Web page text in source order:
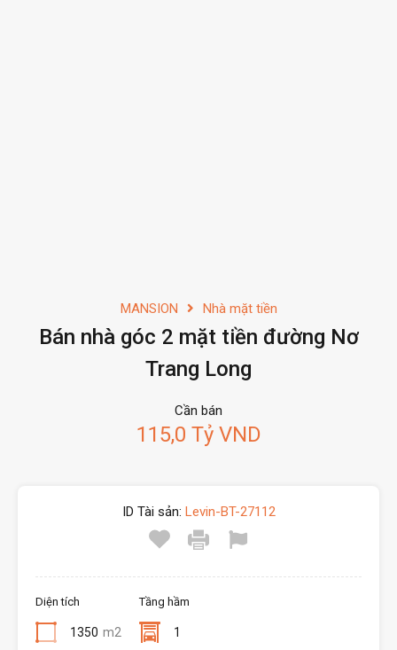
MANSION Nhà mặt tiền
Bán nhà góc 2 mặt tiền đường Nơ
Trang Long
Cần bán
115,0 Tỷ VND
ID Tài sản: Levin-BT-27112
Diện tích
1350 m2
Tầng hầm
1